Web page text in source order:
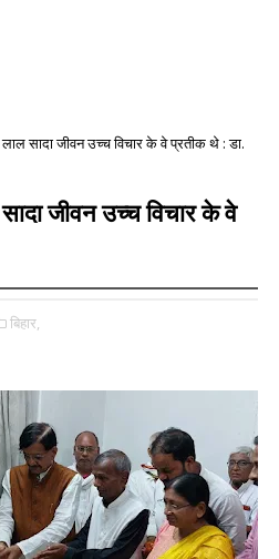
लाल सादा जीवन उच्च विचार के वे प्रतीक थे : डा.
जीवन उच्च विचार के वे
बिहार,